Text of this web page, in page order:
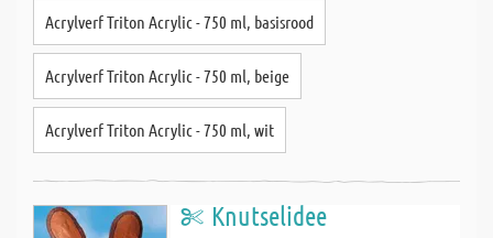
Acrylverf Triton Acrylic - 750 ml, basisrood
Acrylverf Triton Acrylic - 750 ml, beige
Acrylverf Triton Acrylic - 750 ml, wit
Knutselidee